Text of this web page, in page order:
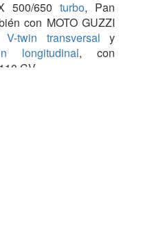
500/650turbo, Pan
con MOTO GUZZI
V-twin transversal y
longitudinal, con
CV.
en la mayoría de
de kit, cada JZR era
con carrocería de
de
y tapicería, ambos
los 400 kg.
320 unidades
temporalmente la